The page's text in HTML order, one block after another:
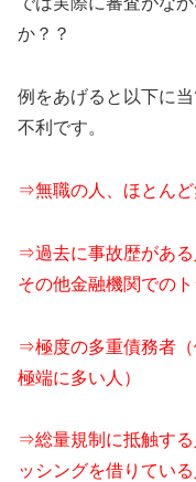
か？？
例をあげると以下に
不利です。
⇒無職の人、ほとん
⇒過去に事故歴がある
その他金融機関でのト
⇒極度の多重債務者
極端に多い人）
⇒総量規制に抵触す
ッシングを借りている